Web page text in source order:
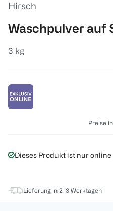
Hirsch
Waschpulver auf
3 kg
Preise
Dieses Produkt ist nur
Lieferung in 2-3 Werktagen